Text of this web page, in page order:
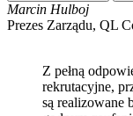
Marcin Hulboj
Prezes Zarządu, QL
Z pełną
rekrutacyjne,
są realizowane